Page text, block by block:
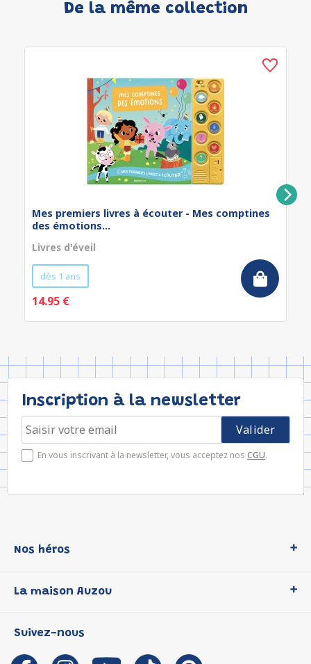
De la même collection
Mes premiers livres à écouter - Mes comptines
des émotions...
Livres d'éveil
dès 1 ans
14.95 €
Inscription à la newsletter
En vous inscrivant à la newsletter, vous acceptez nos CGU.
Nos héros
P'tit Loup
Les Influenceuses
Migali
La maison Auzou
Notre histoire
Auzou s'engage
Suivez-nous